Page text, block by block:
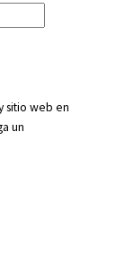
sitio web en
un